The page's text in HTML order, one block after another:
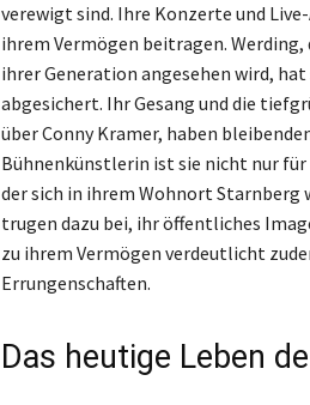
verewigt sind. Ihre Konzerte und
ihrem Vermögen beitragen.
ihrer Generation angesehen wird,
abgesichert. Ihr Gesang und die
über Conny Kramer, haben
Bühnenkünstlerin ist sie nicht nur
der sich in ihrem Wohnort Starnberg
trugen dazu bei, ihr öffentliches
zu ihrem Vermögen verdeutlicht
Errungenschaften.
Das heutige Leben